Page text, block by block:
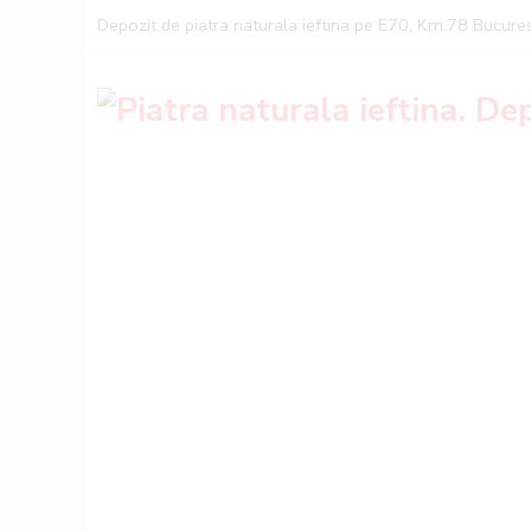
Depozit de piatra naturala ieftina pe E70, Km.78